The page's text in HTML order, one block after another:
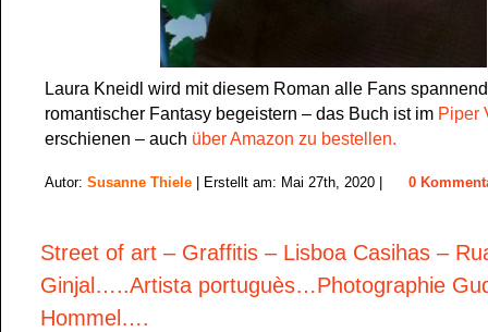
Laura Kneidl wird mit diesem Roman alle Fans
romantischer Fantasy begeistern – das Buch ist im Piper
erschienen – auch über Amazon zu bestellen.
Autor: Susanne Thiele | Erstellt am: Mai 27th, 2020 | 0
Street of art – Graffitis – Lisboa Casihas –
Ginjal…..Artista portuguès…Photographie
Hommel….